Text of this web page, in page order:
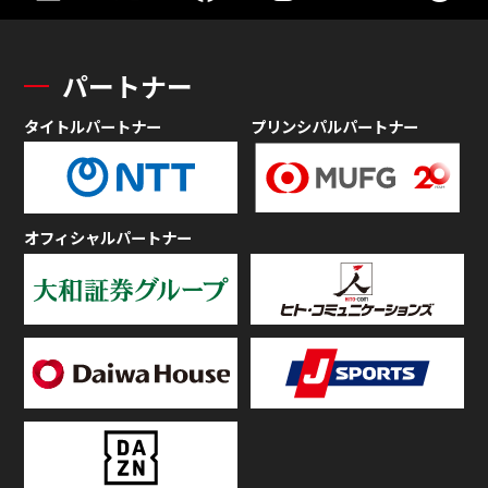
パートナー
タイトルパートナー プリンシパルパートナー
オフィシャルパートナー